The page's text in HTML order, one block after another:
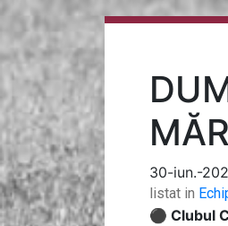
30-iun.-
listat in
⚫ Clubul